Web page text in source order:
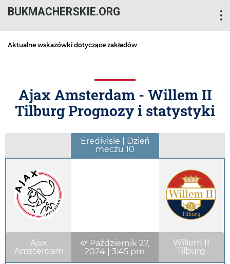
BUKMACHERSKIE.ORG
Aktualne wskazówki dotyczące zakładów
Ajax Amsterdam - Willem II
Tilburg Prognozy i statystyki
Eredivisie | Dzień
meczu 10
Ajax
Amsterdam
Październik 27,
2024 |3:45 pm
Willem II
Tilburg